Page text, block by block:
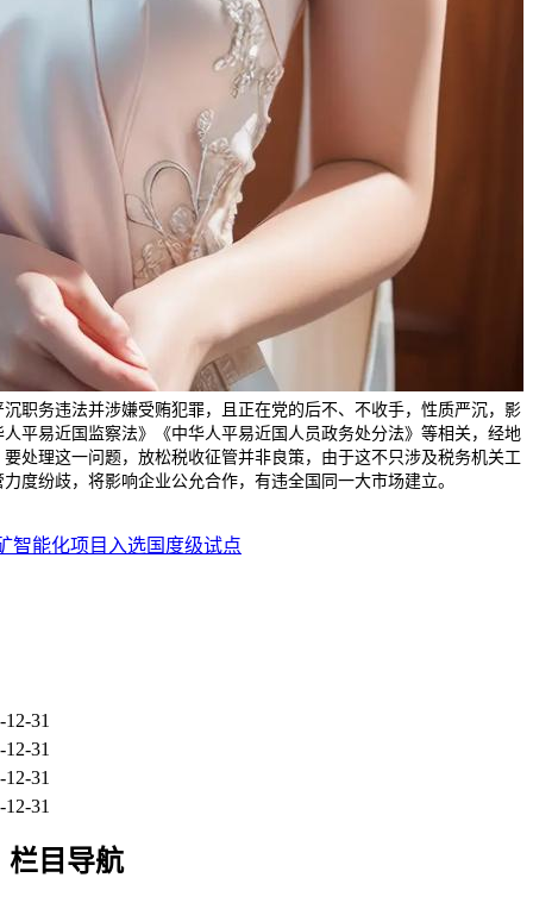
职务违法并涉嫌受贿犯罪，且正在党的后不、不收手，性质严沉，影
平易近国监察法》《中华人平易近国人员政务处分法》等相关，经地
处理这一问题，放松税收征管并非良策，由于这不只涉及税务机关工
度纷歧，将影响企业公允合作，有违全国同一大市场建立。
智能化项目入选国度级试点
12-31
12-31
12-31
12-31
栏目导航